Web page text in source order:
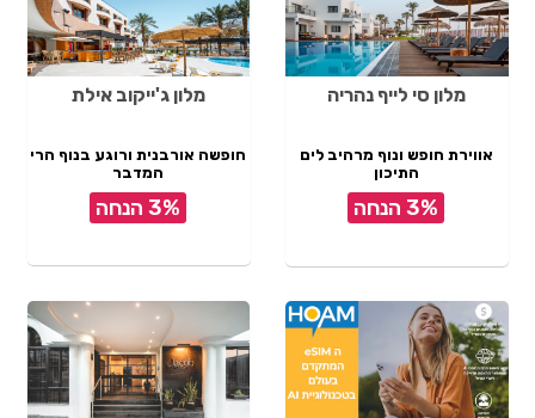
מלון סי לייף נהריה
אווירת חופש ונוף מרהיב לים
התיכון
3% הנחה
מלון ג'ייקוב אילת
חופשה אורבנית ורוגע בנוף הרי
המדבר
3% הנחה